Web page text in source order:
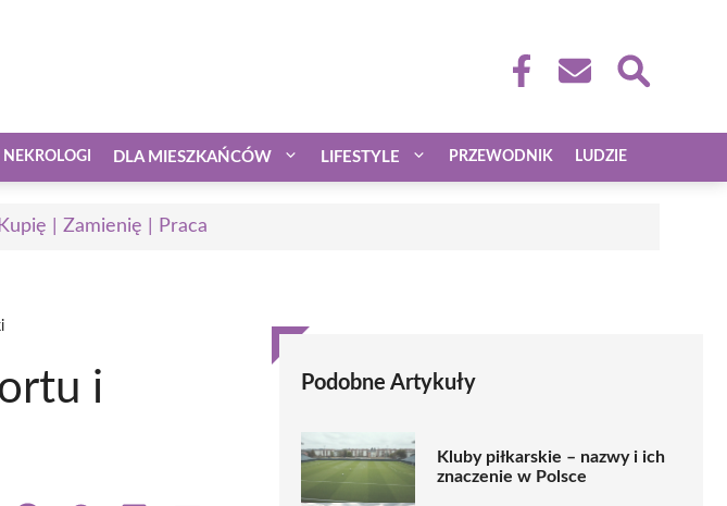
NEKROLOGI DLA MIESZKAŃCÓW LIFESTYLE PRZEWODNIK LUDZIE
| Zamienię | Praca
i
Podobne Artykuły
Kluby piłkarskie – nazwy i ich
znaczenie w Polsce